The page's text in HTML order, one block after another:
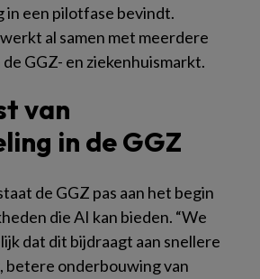
in een pilotfase bevindt.
al samen met meerdere
GGZ- en ziekenhuismarkt.
van
in de GGZ
de GGZ pas aan het begin
die AI kan bieden. “We
dat dit bijdraagt aan snellere
betere onderbouwing van